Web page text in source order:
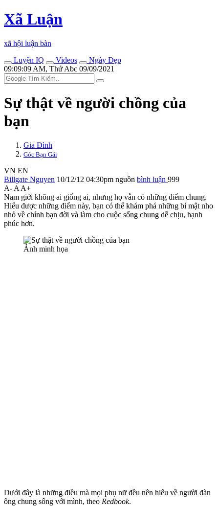
Xã Luận
xã hội luận bàn
Luyện IQ
Videos
Ngày Đẹp
09:09:09 AM, Thứ Abc 09/09/2021
Sự thật về người chồng của
bạn
Gia Đình
Góc Bạn Gái
VN EN
Billgate Nguyen 10/12/12 04:30pm nguồn bình luận 999
A- A A+
Nam giới không ai giống ai, nhưng họ vẫn có những điểm chung.
Hiểu được những điểm này, bạn có thể khám phá những bí mật nho
nhỏ về chính bạn đời và làm cho cuộc sống chung dễ chịu, hạnh
phúc hơn.
Ảnh minh họa
Dưới đây là những điều mà mọi phụ nữ đều nên hiểu về người đàn
ông chung sống với mình, theo Redbook.